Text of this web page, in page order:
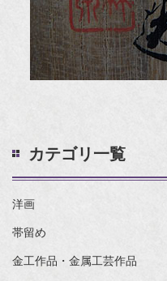
カテゴリ一覧
洋画
帯留め
金工作品・金属工芸作品